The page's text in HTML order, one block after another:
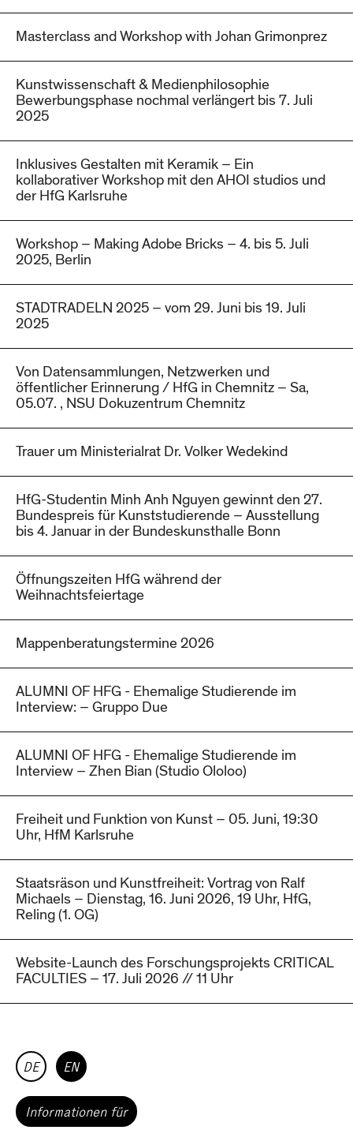
Masterclass and Workshop with Johan Grimonprez
Kunstwissenschaft & Medienphilosophie
Bewerbungsphase nochmal verlängert bis 7. Juli
2025
Inklusives Gestalten mit Keramik – Ein
kollaborativer Workshop mit den AHOI studios und
der HfG Karlsruhe
Workshop – Making Adobe Bricks – 4. bis 5. Juli
2025, Berlin
STADTRADELN 2025 – vom 29. Juni bis 19. Juli
2025
Von Datensammlungen, Netzwerken und
öffentlicher Erinnerung / HfG in Chemnitz – Sa,
05.07. , NSU Dokuzentrum Chemnitz
Trauer um Ministerialrat Dr. Volker Wedekind
HfG-Studentin Minh Anh Nguyen gewinnt den 27.
Bundespreis für Kunststudierende – Ausstellung
bis 4. Januar in der Bundeskunsthalle Bonn
Öffnungszeiten HfG während der
Weihnachtsfeiertage
Mappenberatungstermine 2026
ALUMNI OF HFG - Ehemalige Studierende im
Interview: – Gruppo Due
ALUMNI OF HFG - Ehemalige Studierende im
Interview – Zhen Bian (Studio Ololoo)
Freiheit und Funktion von Kunst – 05. Juni, 19:30
Uhr, HfM Karlsruhe
Staatsräson und Kunstfreiheit: Vortrag von Ralf
Michaels – Dienstag, 16. Juni 2026, 19 Uhr, HfG,
Reling (1. OG)
Website-Launch des Forschungsprojekts CRITICAL
FACULTIES – 17. Juli 2026 // 11 Uhr
Informationen für
DE EN